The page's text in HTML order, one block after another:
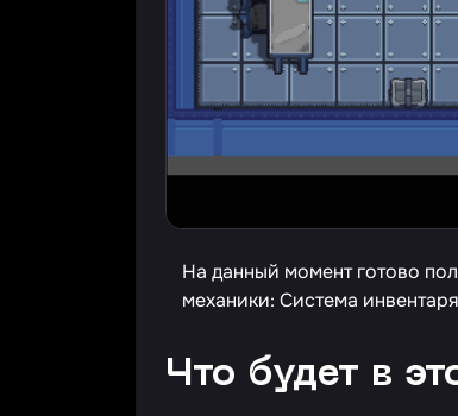
На данный момент готово
механики: Система
Что будет в